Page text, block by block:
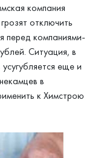
компания
отключить
перед компаниями-
Ситуация, в
еще и
в
к Химстрою